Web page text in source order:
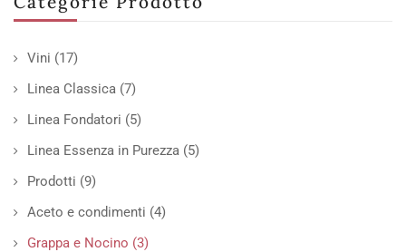
Vini (17)
Linea Classica (7)
Linea Fondatori (5)
Linea Essenza in Purezza (5)
Prodotti (9)
Aceto e condimenti (4)
Grappa e Nocino (3)